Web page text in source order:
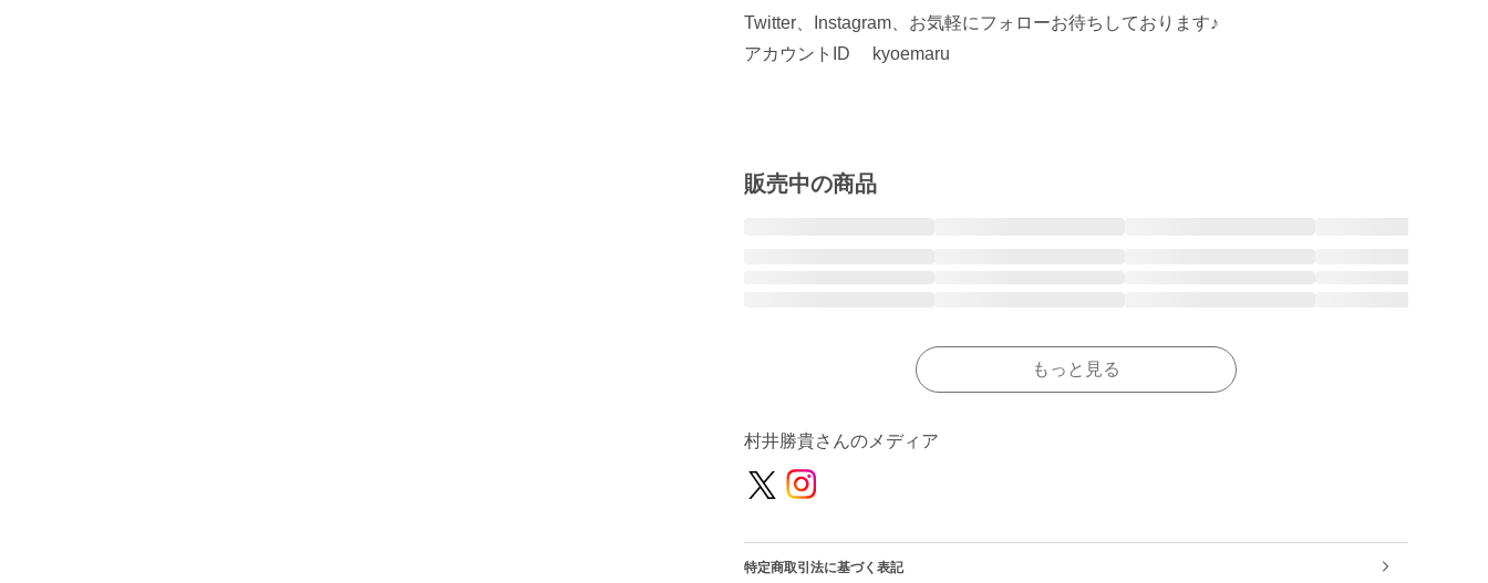
Twitter、Instagram、お気軽にフォローお待ちしております♪
アカウントID     kyoemaru
販売中の商品
もっと見る
村井勝貴さんのメディア
特定商取引法に基づく表記